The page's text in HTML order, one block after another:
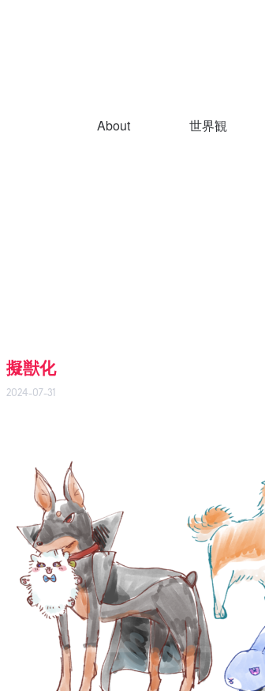
About 世界観
擬獣化
2024-07-31